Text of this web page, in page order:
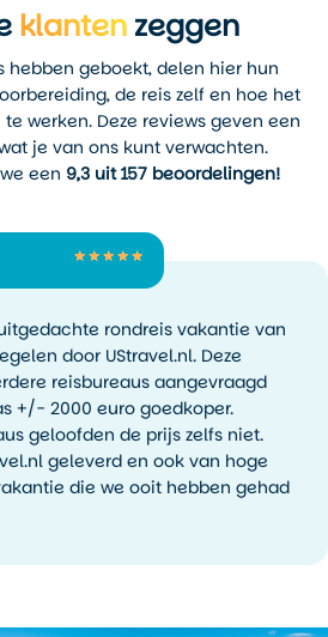
in de
nul
de
reis
dit
de
klantenzeggen
hebben geboekt, delen hier hun
de reis zelf en hoe het
werken. Deze reviews geven een
je van ons kunt verwachten.
een 9,3 uit 157 beoordelingen!
rondreis vakantie van
door UStravel.nl. Deze
reisbureaus aangevraagd
+/- 2000 euro goedkoper.
geloofden de prijs zelfs niet.
geleverd en ook van hoge
die we ooit hebben gehad